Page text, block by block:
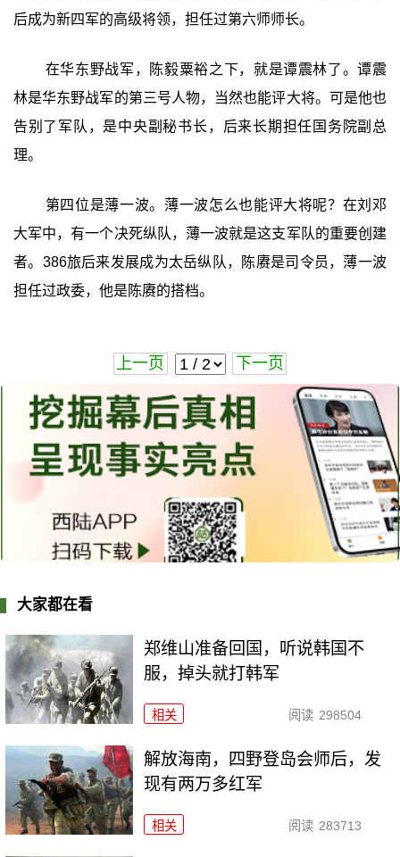
后成为新四军的高级将领，担任过第六师师长。
在华东野战军，陈毅粟裕之下，就是谭震林了。谭震
林是华东野战军的第三号人物，当然也能评大将。可是他也
告别了军队，是中央副秘书长，后来长期担任国务院副总
理。
第四位是薄一波。薄一波怎么也能评大将呢？在刘邓
大军中，有一个决死纵队，薄一波就是这支军队的重要创建
者。386旅后来发展成为太岳纵队，陈赓是司令员，薄一波
担任过政委，他是陈赓的搭档。
上一页 下一页
大家都在看
郑维山准备回国，听说韩国不
服，掉头就打韩军
相关 阅读 298504
解放海南，四野登岛会师后，发
现有两万多红军
相关 阅读 283713